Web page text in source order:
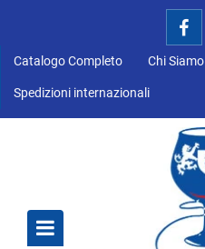
Catalogo Completo Chi Siamo
Spedizioni internazionali